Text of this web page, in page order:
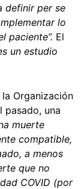
definir per se
lo
paciente”. El
un estudio
Organización
pasado, una
muerte
compatible,
a menos
que no
COVID (por